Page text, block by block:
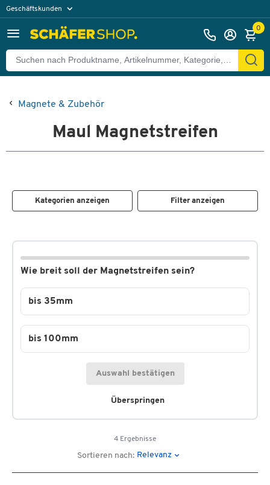
Geschäftskunden
0
Magnete & Zubehör
Maul Magnetstreifen
Kategorien anzeigen Filter anzeigen
Wie breit soll der Magnetstreifen sein?
Überspringen
bis 35mm
bis 100mm
Auswahl bestätigen
4 Ergebnisse
Sortieren nach: Relevanz